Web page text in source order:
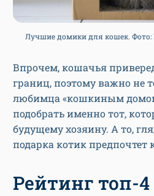
Лучшие домики для кошек. Фото:
Впрочем, кошачья
границ, поэтому важно не
любимца «кошкиным
подобрать именно тот,
будущему хозяину. А то,
подарка котик предпочтет
Рейтинг топ-